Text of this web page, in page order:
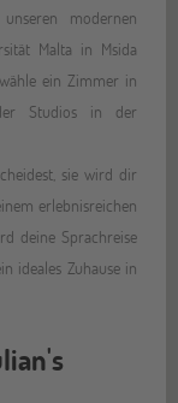
modernen
Malta in Msida
ein Zimmer in
Studios in der
sie wird dir
erlebnisreichen
deine Sprachreise
ideales Zuhause in